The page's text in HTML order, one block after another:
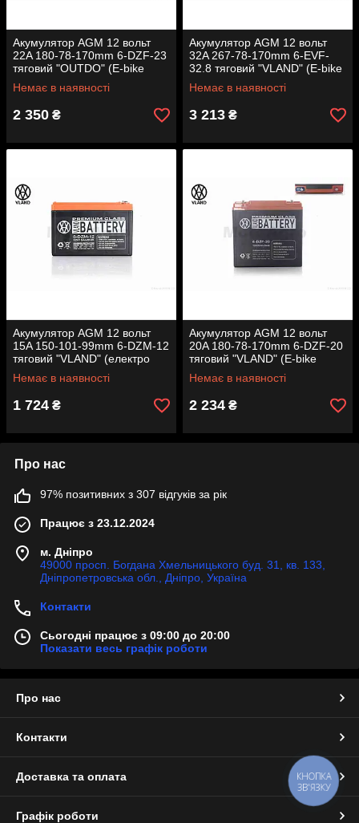
Акумулятор AGM 12 вольт
22A 180-78-170mm 6-DZF-23
тяговий "OUTDO" (E-bike
електро вело/скутери 2025)
Немає в наявності
2 350 ₴
Акумулятор AGM 12 вольт
32A 267-78-170mm 6-EVF-
32.8 тяговий "VLAND" (E-bike
електро вело/скутери 2026)
Немає в наявності
3 213 ₴
Акумулятор AGM 12 вольт
15A 150-101-99mm 6-DZM-12
тяговий "VLAND" (електро
вело/скутери 2026)
Немає в наявності
1 724 ₴
Акумулятор AGM 12 вольт
20A 180-78-170mm 6-DZF-20
тяговий "VLAND" (E-bike
електро вело/скутери 2025)
Немає в наявності
2 234 ₴
Про нас
97% позитивних з 307 відгуків за рік
Працює з 23.12.2024
м. Дніпро
49000 просп. Богдана Хмельницького буд. 31, кв. 133,
Дніпропетровська обл., Дніпро, Україна
Контакти
Сьогодні працює з 09:00 до 20:00
Показати весь графік роботи
Про нас
Контакти
Доставка та оплата
Графік роботи
КНОПКА
ЗВ'ЯЗКУ